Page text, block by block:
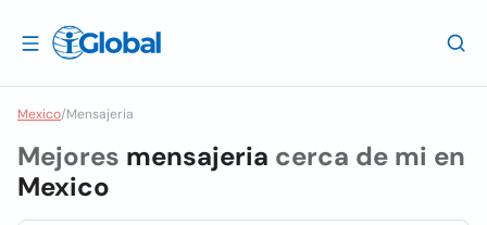
Mexico/Mensajeria
Mejores mensajeria cerca de mi en
Mexico